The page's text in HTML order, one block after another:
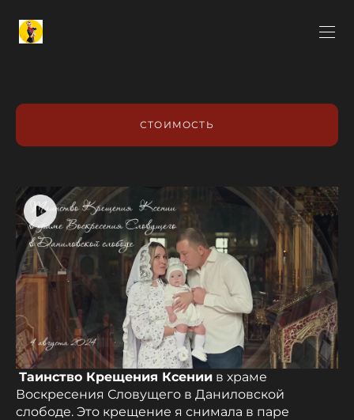
СТОИМОСТЬ
Таинство Крещения Ксении в храме
Воскресения Словущего в Даниловской
слободе. Это крещение я снимала в паре